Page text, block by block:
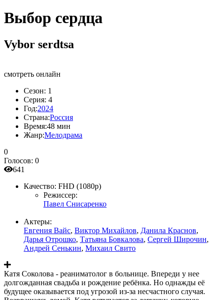
Выбор сердца
Vybor serdtsa
смотреть онлайн
Сезон: 1
Серия: 4
Год:2024
Страна:Россия
Время:48 мин
Жанр:Мелодрама
0
Голосов: 0
641
Качество: FHD (1080p)
Режиссер:
Павел Снисаренко
Актеры:
Евгения Вайс, Виктор Михайлов, Данила Краснов,
Дарья Отрошко, Татьяна Бовкалова, Сергей Широчин,
Андрей Сенькин, Михаил Свито
Катя Соколова - реаниматолог в больнице. Впереди у нее
долгожданная свадьба и рождение ребёнка. Но однажды её
будущее оказывается под угрозой из-за несчастного случая.